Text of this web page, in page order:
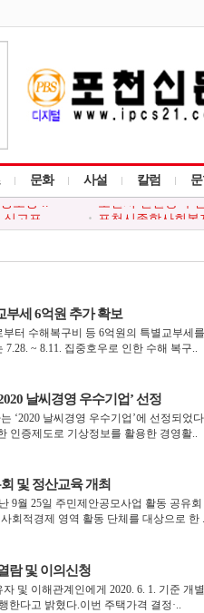
문화 사설 칼럼
고포..
포천시종합사회복
전사고..
포천시, 소상공인
억이..
께하는..
포천소방서, 폭염
부세 6억원 추가 확보
터 수해복구비 등 6억원의 특별교부세
~ 8.11. 집중호우로 인한 수해 복구..
날씨경영 우수기업’ 선정
‘2020 날씨경영 우수기업’에 선정되었다
인증제도로 기상정보를 활용한 경영활..
및 정산교육 개최
9월 25일 주민제안공모사업 활동 공유
회적경제 영역 활동 단체를 대상으로 한
람 및 이의신청
및 이해관계인에게 2020. 6. 1. 기준 개
한다고 밝혔다.이번 주택가격 결정·..